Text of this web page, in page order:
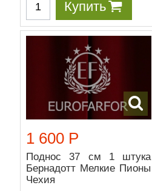
Купить
1 600 Р
Поднос 37 см 1 штука
Бернадотт Мелкие Пионы
Чехия